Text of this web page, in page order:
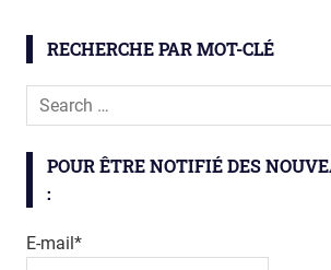
gène
Thèse
RECHERCHE PAR MOT-CLÉ
POUR ÊTRE NOTIFIÉ DES
:
E-mail*